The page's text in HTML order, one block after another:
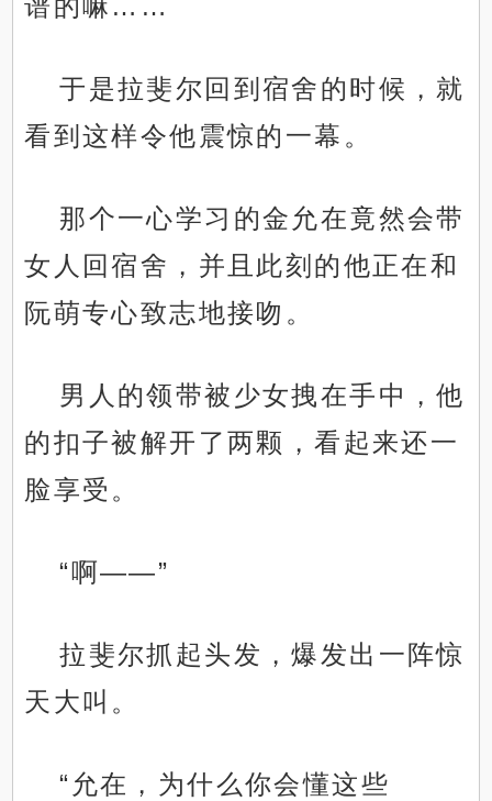
谱的嘛……
于是拉斐尔回到宿舍的时候，就
看到这样令他震惊的一幕。
那个一心学习的金允在竟然会带
女人回宿舍，并且此刻的他正在和
阮萌专心致志地接吻。
男人的领带被少女拽在手中，他
的扣子被解开了两颗，看起来还一
脸享受。
“啊——”
拉斐尔抓起头发，爆发出一阵惊
天大叫。
“允在，为什么你会懂这些